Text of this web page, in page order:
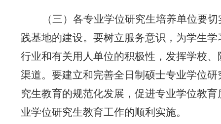
（三）各专业学位研究生培养单位要
践基地的建设。要树立服务意识，为学生
行业和有关用人单位的积极性，发挥学校
渠道。要建立和完善全日制硕士专业学位
究生教育的规范化发展，促进专业学位教
业学位研究生教育工作的顺利实施。